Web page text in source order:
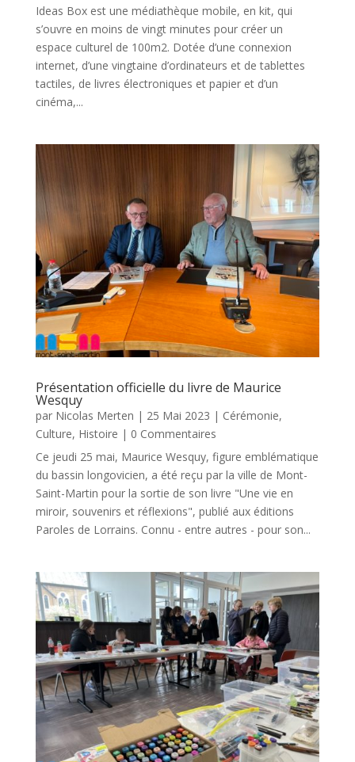
Ideas Box est une médiathèque mobile, en kit, qui
s’ouvre en moins de vingt minutes pour créer un
espace culturel de 100m2. Dotée d’une connexion
internet, d’une vingtaine d’ordinateurs et de tablettes
tactiles, de livres électroniques et papier et d’un
cinéma,...
Présentation officielle du livre de Maurice
Wesquy
par Nicolas Merten | 25 Mai 2023 | Cérémonie,
Culture, Histoire | 0 Commentaires
Ce jeudi 25 mai, Maurice Wesquy, figure emblématique
du bassin longovicien, a été reçu par la ville de Mont-
Saint-Martin pour la sortie de son livre "Une vie en
miroir, souvenirs et réflexions", publié aux éditions
Paroles de Lorrains. Connu - entre autres - pour son...